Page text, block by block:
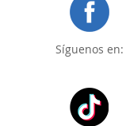
Síguenos en: